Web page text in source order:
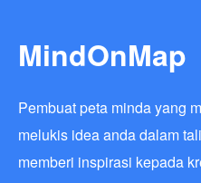
MindOnMap
Pembuat peta minda yang
melukis idea anda dalam
memberi inspirasi kepada